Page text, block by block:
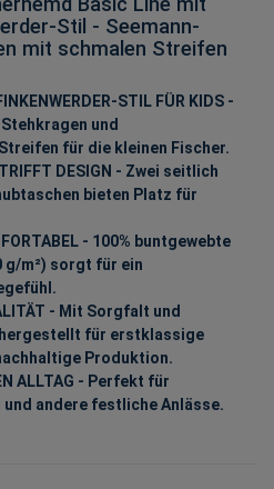
Stil - Seemann-
mit schmalen Streifen
STIL FÜR KIDS -
und
für die kleinen Fischer.
DESIGN - Zwei seitlich
bieten Platz für
- 100% buntgewebte
g/m²) sorgt für ein
- Mit Sorgfalt und
hergestellt für erstklassige
Produktion.
ALLTAG - Perfekt für
und andere festliche Anlässe.